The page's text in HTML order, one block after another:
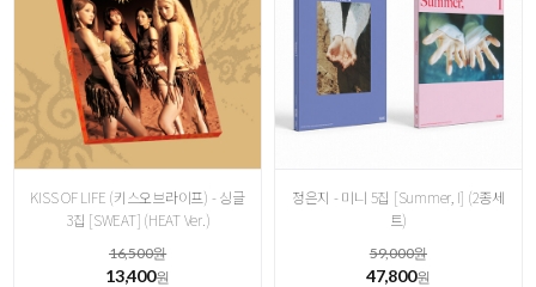
KISS OF LIFE (키스오브라이프) - 싱글
3집 [ SWEAT] (HEAT Ver.)
16,500원
13,400원
정은지 - 미니 5집 [Summer, I] (2종세
트)
59,000원
47,800원